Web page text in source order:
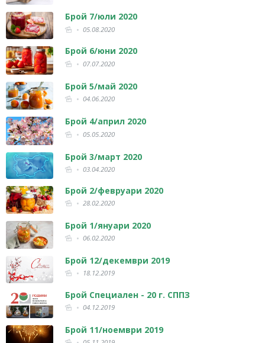
Брой 7/юли 2020
05.08.2020
Брой 6/юни 2020
07.07.2020
Брой 5/май 2020
04.06.2020
Брой 4/април 2020
05.05.2020
Брой 3/март 2020
03.04.2020
Брой 2/февруари 2020
28.02.2020
Брой 1/януари 2020
06.02.2020
Брой 12/декември 2019
18.12.2019
Брой Специален - 20 г. СППЗ
04.12.2019
Брой 11/ноември 2019